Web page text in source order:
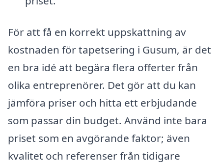
För att få en korrekt uppskattning av
kostnaden för tapetsering i Gusum, är det
en bra idé att begära flera offerter från
olika entreprenörer. Det gör att du kan
jämföra priser och hitta ett erbjudande
som passar din budget. Använd inte bara
priset som en avgörande faktor; även
kvalitet och referenser från tidigare